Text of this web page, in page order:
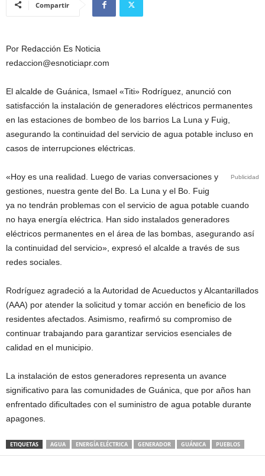
Compartir
Por Redacción Es Noticia
redaccion@esnoticiapr.com
El alcalde de Guánica, Ismael «Titi» Rodríguez, anunció con
satisfacción la instalación de generadores eléctricos permanentes
en las estaciones de bombeo de los barrios La Luna y Fuig,
asegurando la continuidad del servicio de agua potable incluso en
casos de interrupciones eléctricas.
Publicidad
«Hoy es una realidad. Luego de varias conversaciones y
gestiones, nuestra gente del Bo. La Luna y el Bo. Fuig
ya no tendrán problemas con el servicio de agua potable cuando
no haya energía eléctrica. Han sido instalados generadores
eléctricos permanentes en el área de las bombas, asegurando así
la continuidad del servicio», expresó el alcalde a través de sus
redes sociales.
Rodríguez agradeció a la Autoridad de Acueductos y Alcantarillados
(AAA) por atender la solicitud y tomar acción en beneficio de los
residentes afectados. Asimismo, reafirmó su compromiso de
continuar trabajando para garantizar servicios esenciales de
calidad en el municipio.
La instalación de estos generadores representa un avance
significativo para las comunidades de Guánica, que por años han
enfrentado dificultades con el suministro de agua potable durante
apagones.
ETIQUETAS AGUA ENERGÍA ELÉCTRICA GENERADOR GUÁNICA PUEBLOS